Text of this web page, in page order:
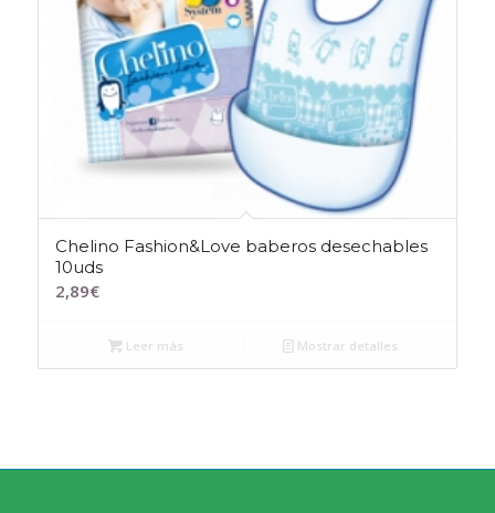
Chelino Fashion&Love baberos desechables
10uds
2,89€
Leer más Mostrar detalles